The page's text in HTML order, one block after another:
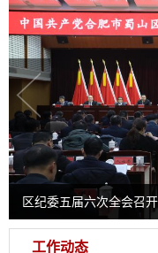
区纪委五届六次全会召开
工作动态